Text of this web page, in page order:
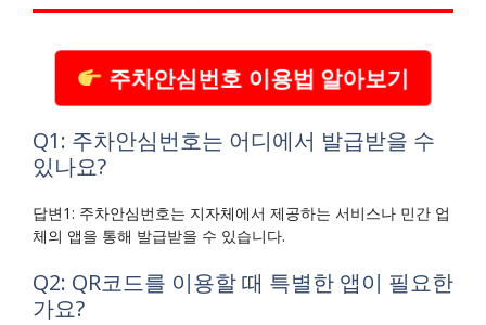
주차안심번호 이용법 알아보기
Q1: 주차안심번호는 어디에서 발급받을 수
있나요?
답변1: 주차안심번호는 지자체에서 제공하는 서비스나 민간 업
체의 앱을 통해 발급받을 수 있습니다.
Q2: QR코드를 이용할 때 특별한 앱이 필요한
가요?